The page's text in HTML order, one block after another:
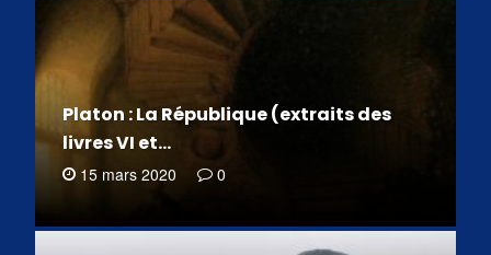
Platon : La République (extraits des
livres VI et…
15 mars 2020 0